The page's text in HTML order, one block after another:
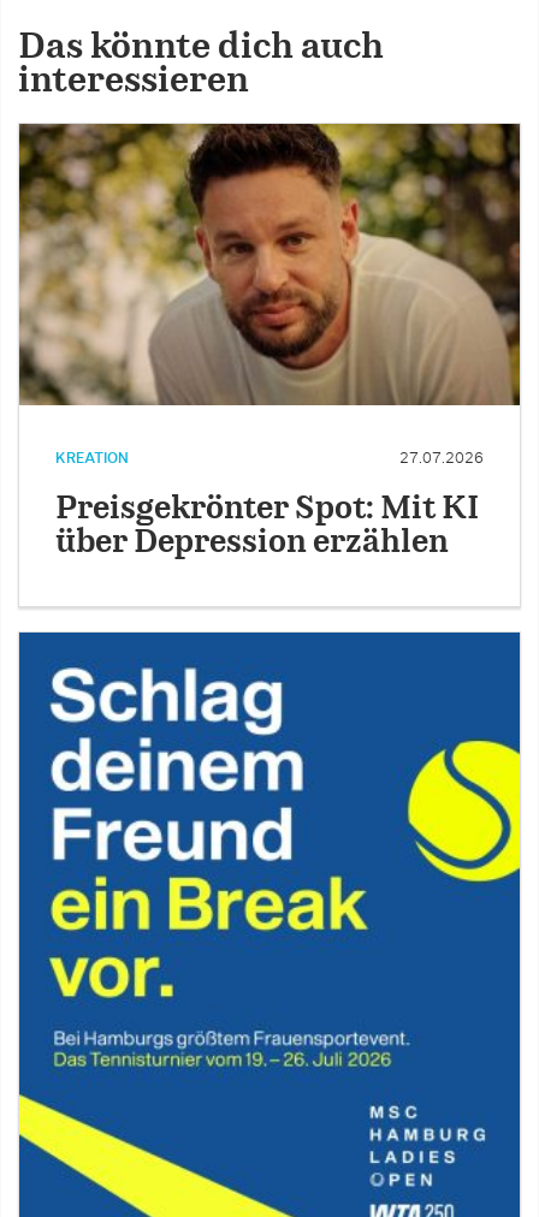
Das könnte dich auch
interessieren
KREATION 27.07.2026
Preisgekrönter Spot: Mit KI
über Depression erzählen